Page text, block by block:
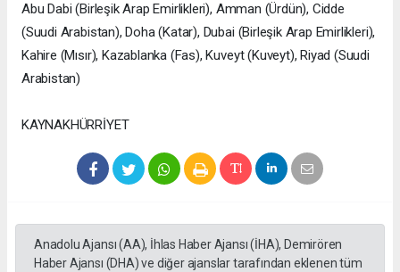
Abu Dabi (Birleşik Arap Emirlikleri), Amman (Ürdün), Cidde
(Suudi Arabistan), Doha (Katar), Dubai (Birleşik Arap Emirlikleri),
Kahire (Mısır), Kazablanka (Fas), Kuveyt (Kuveyt), Riyad (Suudi
Arabistan)
KAYNAKHÜRRİYET
Anadolu Ajansı (AA), İhlas Haber Ajansı (İHA), Demirören
Haber Ajansı (DHA) ve diğer ajanslar tarafından eklenen tüm